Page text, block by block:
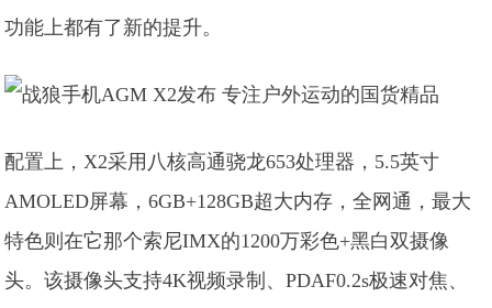
功能上都有了新的提升。
配置上，X2采用八核高通骁龙653处理器，5.5英寸
AMOLED屏幕，6GB+128GB超大内存，全网通，最大
特色则在它那个索尼IMX的1200万彩色+黑白双摄像
头。该摄像头支持4K视频录制、PDAF0.2s极速对焦、